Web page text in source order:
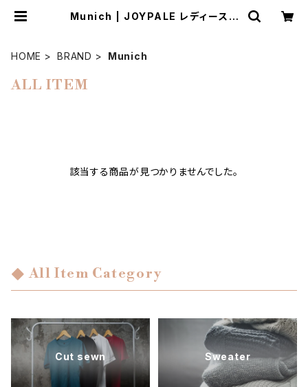
Munich | JOYPALE レディースフ
HOME BRAND Munich
ALL ITEM
該当する商品が見つかりませんでした。
All Item Category
Cut sewn Sweater